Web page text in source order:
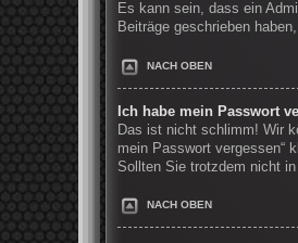
Es kann sein, dass ein
Beiträge geschrieben
NACH OBEN
Ich habe mein Passwort
Das ist nicht schlimm! Wir
mein Passwort vergessen“
Sollten Sie trotzdem nicht
NACH OBEN